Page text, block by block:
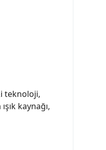
teknoloji,
kaynağı,